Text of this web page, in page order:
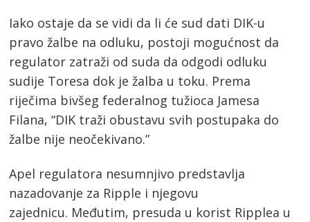
Iako ostaje da se vidi da li će sud dati DIK-u
pravo žalbe na odluku, postoji mogućnost da
regulator zatraži od suda da odgodi odluku
sudije Toresa dok je žalba u toku. Prema
riječima bivšeg federalnog tužioca Jamesa
Filana, “DIK traži obustavu svih postupaka do
žalbe nije neočekivano.”
Apel regulatora nesumnjivo predstavlja
nazadovanje za Ripple i njegovu
zajednicu. Međutim, presuda u korist Ripplea u